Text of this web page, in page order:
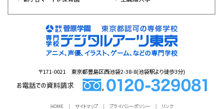
〒171-0021 東京都豊島区西池袋2-38-8(池袋駅より徒歩3分)
HOME サイトマップ プライバシーポリシー リンク